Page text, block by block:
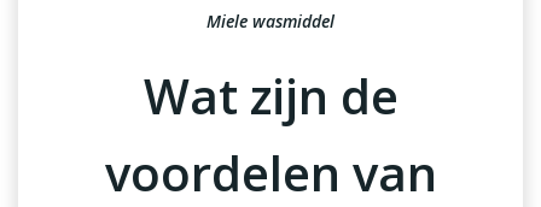
Miele wasmiddel
Wat zijn de
voordelen van